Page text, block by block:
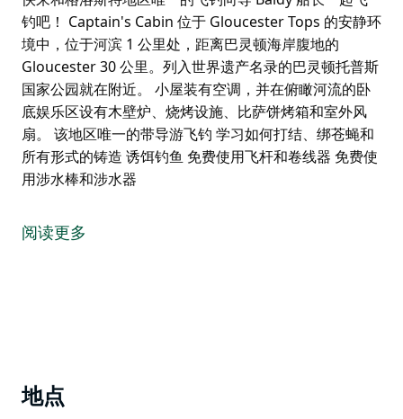
钓吧！ Captain's Cabin 位于 Gloucester Tops 的安静环
境中，位于河滨 1 公里处，距离巴灵顿海岸腹地的
Gloucester 30 公里。列入世界遗产名录的巴灵顿托普斯
国家公园就在附近。 小屋装有空调，并在俯瞰河流的卧
底娱乐区设有木壁炉、烧烤设施、比萨饼烤箱和室外风
扇。 该地区唯一的带导游飞钓 学习如何打结、绑苍蝇和
所有形式的铸造 诱饵钓鱼 免费使用飞杆和卷线器 免费使
用涉水棒和涉水器
钓吧！
该地区唯一的带导游飞钓
阅读更多
地点